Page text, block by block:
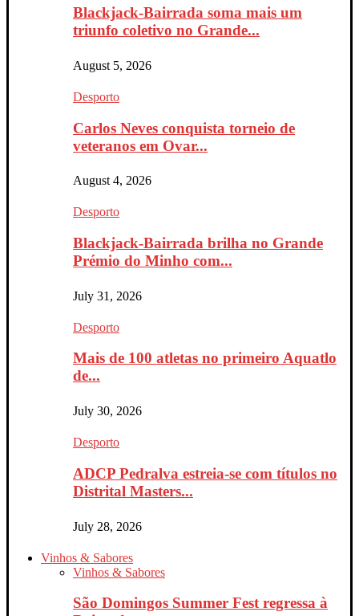
Blackjack-Bairrada soma mais um
triunfo coletivo no Grande...
August 5, 2026
Desporto
Carlos Neves conquista torneio de
veteranos em Ovar...
August 4, 2026
Desporto
Blackjack-Bairrada brilha no Grande
Prémio do Minho com...
July 31, 2026
Desporto
Mais de 100 atletas no primeiro Aquatlo
de...
July 30, 2026
Desporto
ADCP Pedralva estreia-se com títulos no
Distrital Masters...
July 28, 2026
Vinhos & Sabores
Vinhos & Sabores
São Domingos Summer Fest regressa à